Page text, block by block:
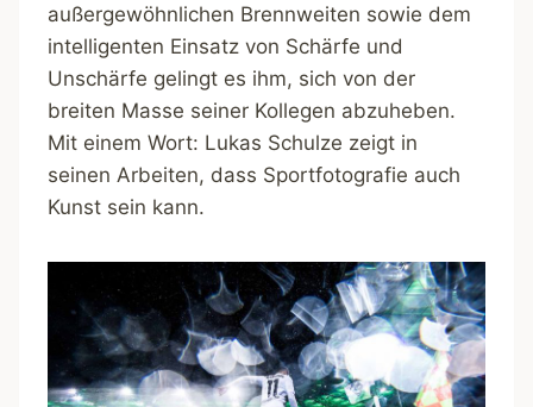
außergewöhnlichen Brennweiten sowie dem
intelligenten Einsatz von Schärfe und
Unschärfe gelingt es ihm, sich von der
breiten Masse seiner Kollegen abzuheben.
Mit einem Wort: Lukas Schulze zeigt in
seinen Arbeiten, dass Sportfotografie auch
Kunst sein kann.